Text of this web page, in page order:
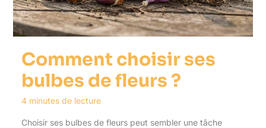
Comment choisir ses
bulbes de fleurs ?
4 minutes de lecture
Choisir ses bulbes de fleurs peut sembler une tâche